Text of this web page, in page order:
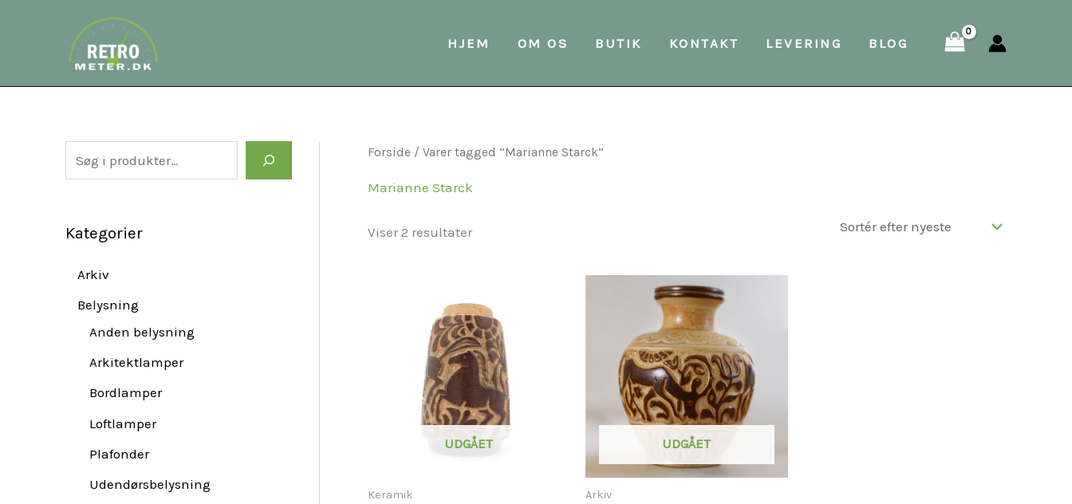
HJEM OM OS BUTIK KONTAKT LEVERING BLOG
a
Kategorier
Arkiv
Belysning
Anden belysning
Arkitektlamper
Bordlamper
Loftlamper
Plafonder
Udendørsbelysning
Forside / Varer tagged “Marianne Starck”
Marianne Starck
Viser 2 resultater
UDGÅET
Keramik
UDGÅET
Arkiv